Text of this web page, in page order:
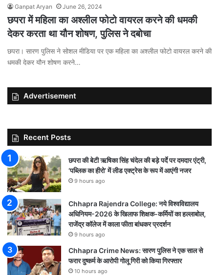
Ganpat Aryan June 26, 2024
छपरा में महिला का अश्लील फोटो वायरल करने की धमकी
देकर करता था यौन शोषण, पुलिस ने दबोचा
छपरा। सारण पुलिस ने सोशल मीडिया पर एक महिला का अश्लील फोटो वायरल करने की
धमकी देकर यौन शोषण करने…
Advertisement
Recent Posts
छपरा की बेटी ऋषिका सिंह चंदेल की बड़े पर्दे पर दमदार एंट्री,
‘पब्लिक का हीरो’ में लीड एक्ट्रेस के रूप में आएंगी नजर
9 hours ago
Chhapra Rajendra College: नये विश्वविद्यालय
अधिनियम-2026 के खिलाफ शिक्षक-कर्मियों का हल्लाबोल,
राजेंद्र कॉलेज में काला फीता बांधकर प्रदर्शन
9 hours ago
Chhapra Crime News: सारण पुलिस ने एक साल से
फरार दुष्कर्म के आरोपी गोलू गिरी को किया गिरफ्तार
10 hours ago